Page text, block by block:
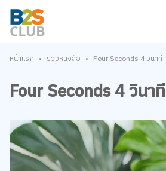
หน้าแรก • รีวิวหนังสือ • Four Seconds 4 วินาที
Four Seconds 4 วินาที